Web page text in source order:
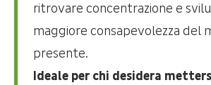
ritrovare concentrazione e
maggiore consapevolezza del
presente.
Ideale per chi desidera